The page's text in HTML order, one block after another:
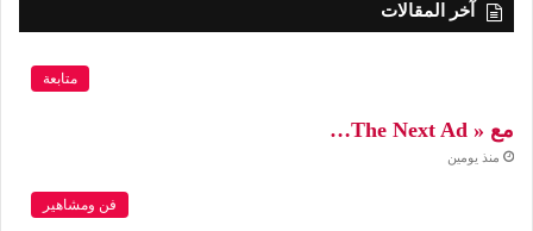
آخر المقالات
متابعة
مع « The Next Ad…
منذ يومين
فن ومشاهير